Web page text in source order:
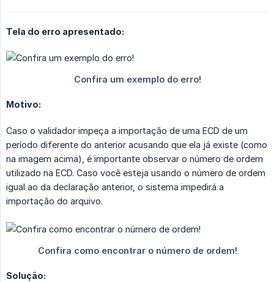
Tela do erro apresentado:
Motivo:
Caso o validador impeça a importação de uma ECD de um
período diferente do anterior acusando que ela já existe (como
na imagem acima), é importante observar o número de ordem
utilizado na ECD. Caso você esteja usando o número de ordem
igual ao da declaração anterior, o sistema impedirá a
importação do arquivo.
Solução: